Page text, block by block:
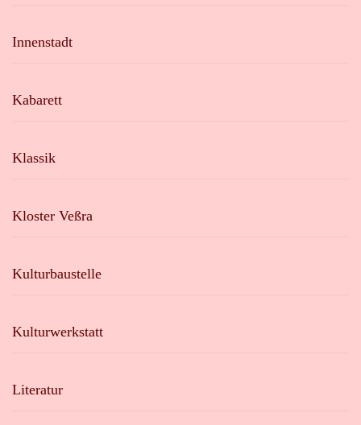
Innenstadt
Kabarett
Klassik
Kloster Veßra
Kulturbaustelle
Kulturwerkstatt
Literatur